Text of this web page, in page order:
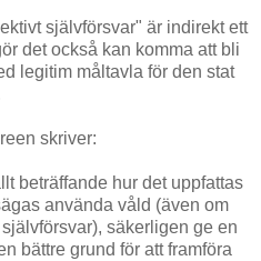
självförsvar" är indirekt ett
det också kan komma att bli
legitim måltavla för den stat
skriver:
beträffande hur det uppfattas
använda våld (även om
säkerligen ge en
bättre grund för att framföra